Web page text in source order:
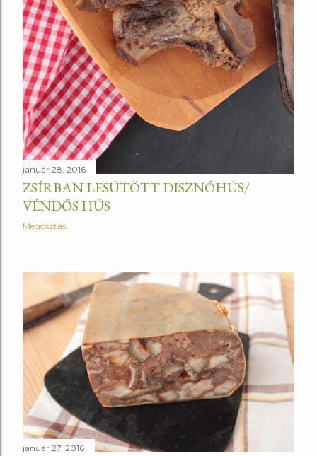
január 28, 2016
ZSÍRBAN LESÜTÖTT DISZNÓHÚS/
VÉNDŐS HÚS
Megosztás
január 27, 2016